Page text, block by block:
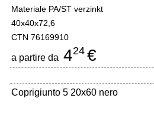
Materiale PA/ST verzinkt
40x40x72,6
CTN 76169910
a partire da 424 €
Coprigiunto 5 20x60 nero
-